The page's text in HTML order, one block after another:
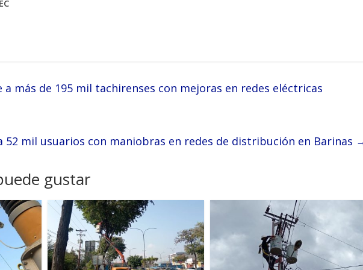
a más de 195 mil tachirenses con mejoras en redes eléctricas
a 52 mil usuarios con maniobras en redes de distribución en Barinas
gustar